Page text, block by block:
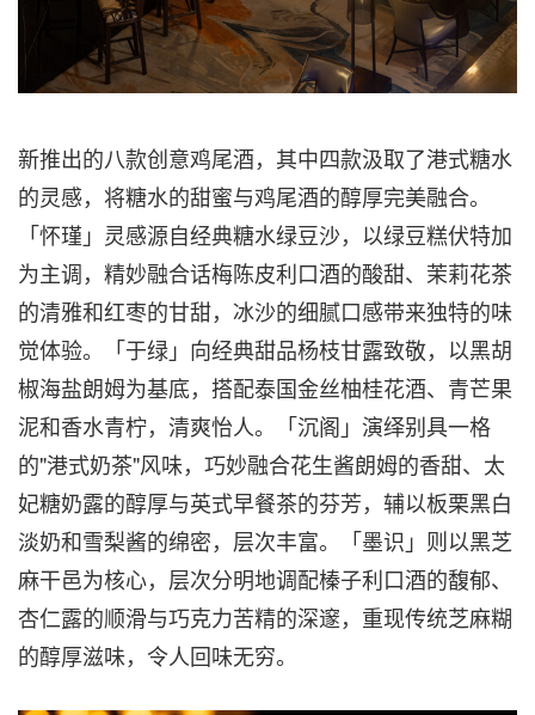
新推出的八款创意鸡尾酒，其中四款汲取了港式糖水
的灵感，将糖水的甜蜜与鸡尾酒的醇厚完美融合。
「怀瑾」灵感源自经典糖水绿豆沙，以绿豆糕伏特加
为主调，精妙融合话梅陈皮利口酒的酸甜、茉莉花茶
的清雅和红枣的甘甜，冰沙的细腻口感带来独特的味
觉体验。「于绿」向经典甜品杨枝甘露致敬，以黑胡
椒海盐朗姆为基底，搭配泰国金丝柚桂花酒、青芒果
泥和香水青柠，清爽怡人。「沉阁」演绎别具一格
的"港式奶茶"风味，巧妙融合花生酱朗姆的香甜、太
妃糖奶露的醇厚与英式早餐茶的芬芳，辅以板栗黑白
淡奶和雪梨酱的绵密，层次丰富。「墨识」则以黑芝
麻干邑为核心，层次分明地调配榛子利口酒的馥郁、
杏仁露的顺滑与巧克力苦精的深邃，重现传统芝麻糊
的醇厚滋味，令人回味无穷。